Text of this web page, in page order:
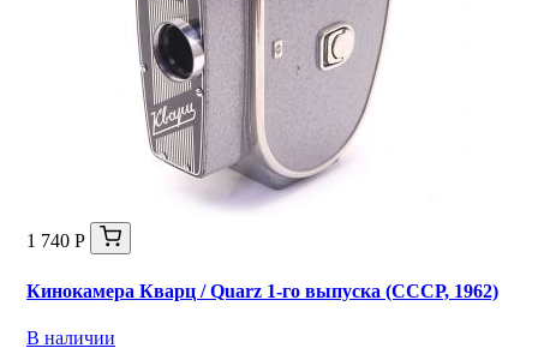
1 740 Р
Кинокамера Кварц / Quarz 1-го выпуска (СССР, 1962)
В наличии